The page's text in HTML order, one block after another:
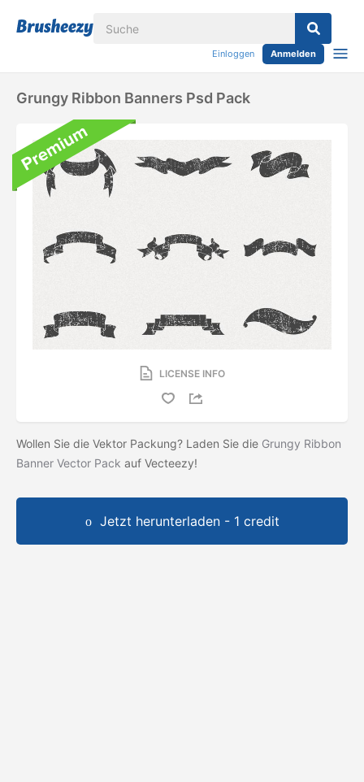
Einloggen Anmelden
Grungy Ribbon Banners Psd Pack
LICENSE INFO
Wollen Sie die Vektor Packung? Laden Sie die Grungy Ribbon
Banner Vector Pack auf Vecteezy!
Jetzt herunterladen - 1 credit